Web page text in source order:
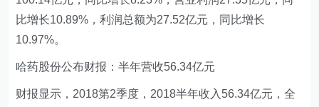
比增长10.89%，利润总额为27.52亿元，同比增长
10.97%。
哈药股份公布财报：半年营收56.34亿元
财报显示，2018第2季度，2018半年收入56.34亿元，全